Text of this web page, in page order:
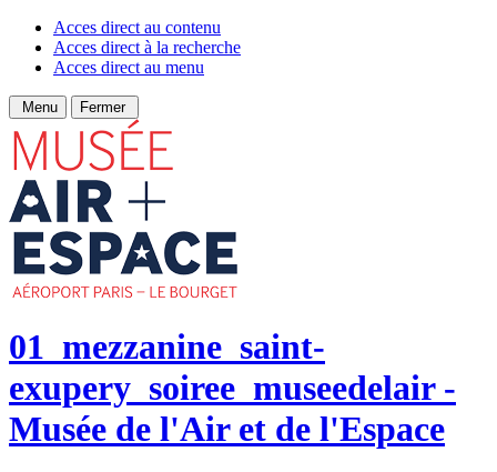
Acces direct au contenu
Acces direct à la recherche
Acces direct au menu
Menu Fermer
01_mezzanine_saint-
exupery_soiree_museedelair -
Musée de l'Air et de l'Espace